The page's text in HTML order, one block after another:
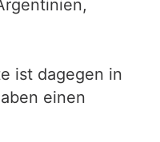
ist dagegen in
einen